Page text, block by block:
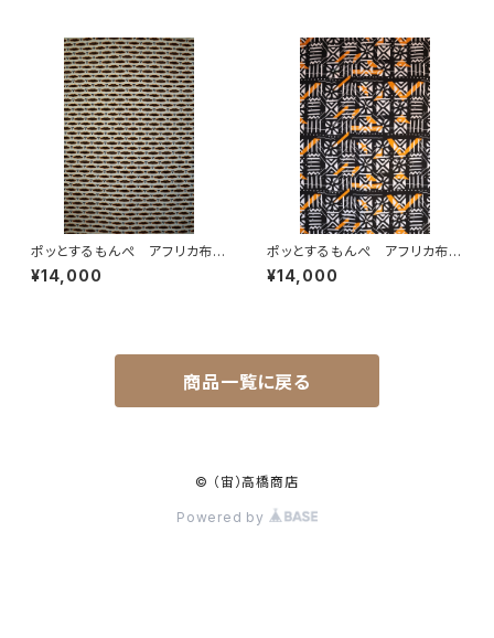
ポッとするもんぺ アフリカ布
No.122
¥14,000
ポッとするもんぺ アフリカ布
No.64
¥14,000
商品一覧に戻る
© （宙）高橋商店
Powered by